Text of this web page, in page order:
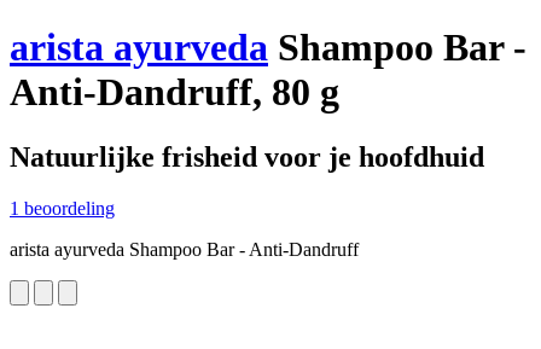
arista ayurveda Shampoo Bar -
Anti-Dandruff, 80 g
Natuurlijke frisheid voor je hoofdhuid
1 beoordeling
arista ayurveda Shampoo Bar - Anti-Dandruff